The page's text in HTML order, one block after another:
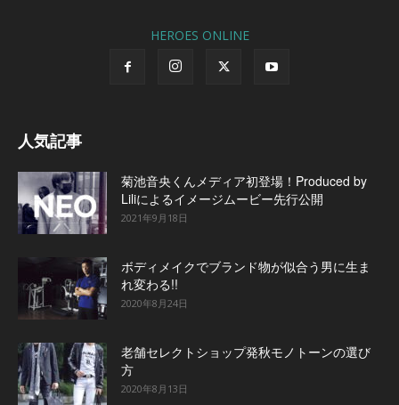
HEROES ONLINE
人気記事
菊池音央くんメディア初登場！Produced by
Liliによるイメージムービー先行公開
2021年9月18日
ボディメイクでブランド物が似合う男に生ま
れ変わる!!
2020年8月24日
老舗セレクトショップ発秋モノトーンの選び
方
2020年8月13日